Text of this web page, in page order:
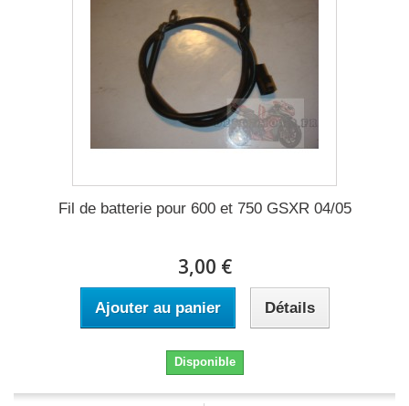
Fil de batterie pour 600 et 750 GSXR 04/05
3,00 €
Ajouter au panier Détails
Disponible